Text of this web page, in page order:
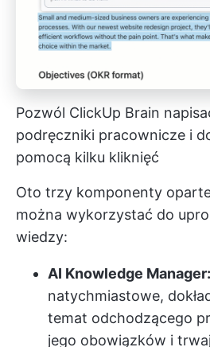
Pozwól ClickUp Brain
podręczniki pracownicze i
pomocą kilku kliknięć
Oto trzy komponenty
można wykorzystać do
wiedzy:
AI Knowledge Manager:
natychmiastowe,
temat odchodzącego
jego obowiązków i